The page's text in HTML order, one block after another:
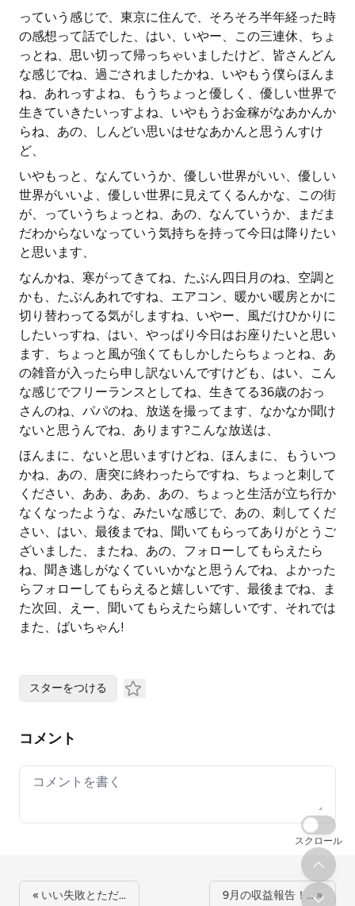
っていう感じで、東京に住んで、そろそろ半年経った時
の感想って話でした、はい、いやー、この三連休、ちょ
っとね、思い切って帰っちゃいましたけど、皆さんどん
な感じでね、過ごされましたかね、いやもう僕らほんま
ね、あれっすよね、もうちょっと優しく、優しい世界で
生きていきたいっすよね、いやもうお金稼がなあかんか
らね、あの、しんどい思いはせなあかんと思うんすけ
ど、
いやもっと、なんていうか、優しい世界がいい、優しい
世界がいいよ、優しい世界に見えてくるんかな、この街
が、っていうちょっとね、あの、なんていうか、まだま
だわからないなっていう気持ちを持って今日は降りたい
と思います、
なんかね、寒がってきてね、たぶん四日月のね、空調と
かも、たぶんあれですね、エアコン、暖かい暖房とかに
切り替わってる気がしますね、いやー、風だけひかりに
したいっすね、はい、やっぱり今日はお座りたいと思い
ます、ちょっと風が強くてもしかしたらちょっとね、あ
の雑音が入ったら申し訳ないんですけども、はい、こん
な感じでフリーランスとしてね、生きてる36歳のおっ
さんのね、パパのね、放送を撮ってます、なかなか聞け
ないと思うんでね、あります?こんな放送は、
ほんまに、ないと思いますけどね、ほんまに、もういつ
かね、あの、唐突に終わったらですね、ちょっと刺して
ください、ああ、ああ、あの、ちょっと生活が立ち行か
なくなったような、みたいな感じで、あの、刺してくだ
さい、はい、最後までね、聞いてもらってありがとうご
ざいました、またね、あの、フォローしてもらえたら
ね、聞き逃しがなくていいかなと思うんでね、よかった
らフォローしてもらえると嬉しいです、最後までね、ま
た次回、えー、聞いてもらえたら嬉しいです、それでは
また、ばいちゃん!
スターをつける
コメント
Your comment
« いい失敗とただ… 9月の収益報告！… »
スクロール